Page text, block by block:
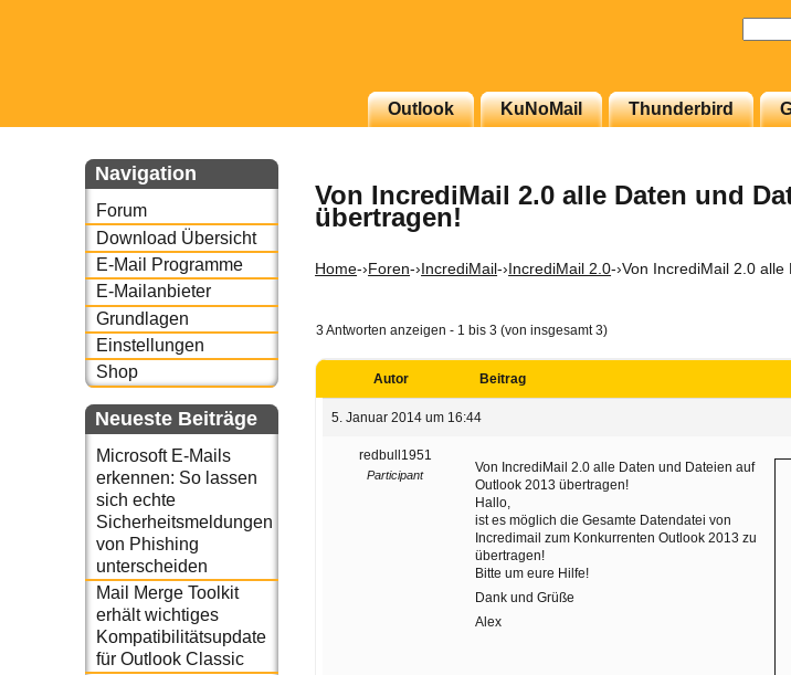
Outlook KuNoMail Thunderbird
Navigation
Forum
Download Übersicht
E-Mail Programme
E-Mailanbieter
Grundlagen
Einstellungen
Shop
Neueste Beiträge
Microsoft E-Mails
erkennen: So lassen
sich echte
Sicherheitsmeldungen
von Phishing
unterscheiden
Mail Merge Toolkit
erhält wichtiges
Kompatibilitätsupdate
für Outlook Classic
Von IncrediMail 2.0 alle Daten und
übertragen!
Home-›Foren-›IncrediMail-›IncrediMail 2.0-›Von IncrediMail 2.0
3 Antworten anzeigen - 1 bis 3 (von insgesamt 3)
Autor Beitrag
5. Januar 2014 um 16:44
redbull1951
Participant
Von IncrediMail 2.0 alle Daten und Dateien auf
Outlook 2013 übertragen!
Hallo,
ist es möglich die Gesamte Datendatei von
Incredimail zum Konkurrenten Outlook 2013 zu
übertragen!
Bitte um eure Hilfe!
Dank und Grüße
Alex
oder auch